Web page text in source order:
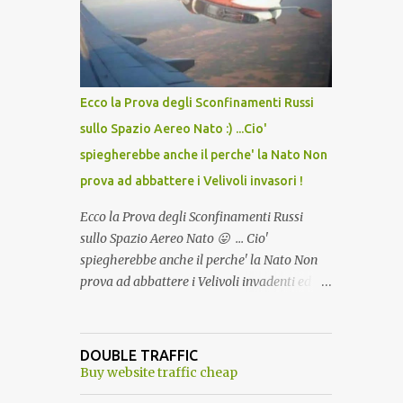
lo scopo della temperatura? Qualcuno a suo
tempo ribattezzo' il Vaccino come: l' Amaro
del Capo, era "spettacolare Ghiacciato, ma
andava bene anche, a Temperatura
Ambiente"! Riproponiamo l'articolo per NON
Ecco la Prova degli Sconfinamenti Russi
sullo Spazio Aereo Nato :) ...Cio'
spiegherebbe anche il perche' la Nato Non
prova ad abbattere i Velivoli invasori !
Ecco la Prova degli Sconfinamenti Russi
sullo Spazio Aereo Nato 😛 ... Cio'
spiegherebbe anche il perche' la Nato Non
prova ad abbattere i Velivoli invadenti ed
alcuna notizia di un'invasione dello spazio
aereo NATO da parte di un robot chiamato
DOUBLE TRAFFIC
Buy website traffic cheap